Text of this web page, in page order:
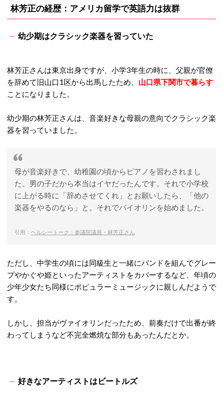
林芳正の経歴：アメリカ留学で英語力は抜群
幼少期はクラシック楽器を習っていた
林芳正さんは東京出身ですが、小学3年生の時に、父親が官僚
を辞めて旧山口1区から出馬したため、 山口県下関市で暮らす
ことになりました。
幼少期の林芳正さんは、音楽好きな母親の意向でクラシック楽
器を習っていました。
母が音楽好きで、幼稚園の頃からピアノを習わされまし
た。男の子だから本当はイヤだったんです。それで小学校
に上がる時に「辞めさせてくれ」とお願いしたら、「他の
楽器をやるのなら」と。それでバイオリンを始めました。
引用： ヘルシートーク：参議院議員・林芳正さん
ただし、中学生の頃には同級生と一緒にバンドを組んでグレー
プやかぐや姫といったアーティストをカバーするなど、年頃の
少年少女たち同様にポピュラーミュージックに親しんだようで
す。
しかし、担当がヴァイオリンだったため、前奏だけで出番が終
わってしまうなど不完全燃焼な部分もあったんだとか。
好きなアーティストはビートルズ